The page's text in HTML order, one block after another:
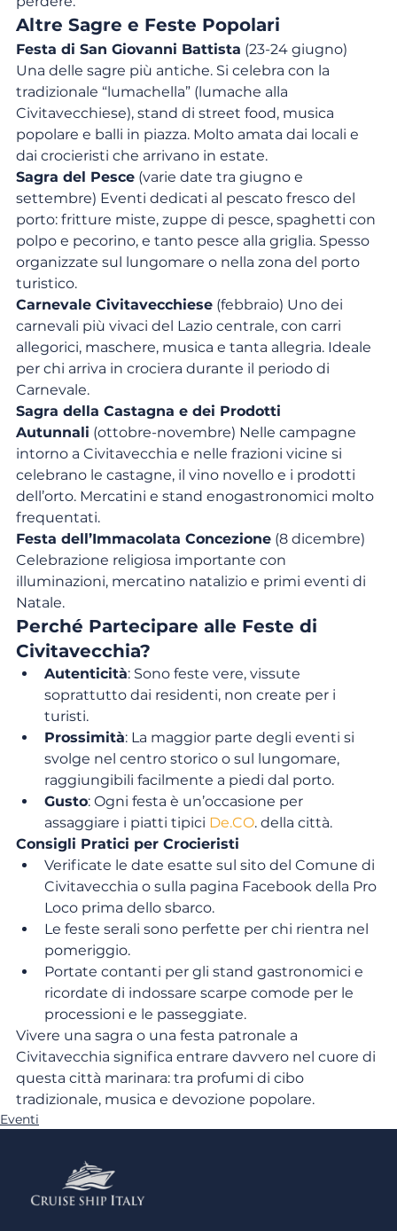
Altre Sagre e Feste Popolari
Festa di San Giovanni Battista (23-24 giugno)
Una delle sagre più antiche. Si celebra con la
tradizionale “lumachella” (lumache alla
Civitavecchiese), stand di street food, musica
popolare e balli in piazza. Molto amata dai locali e
dai crocieristi che arrivano in estate.
Sagra del Pesce (varie date tra giugno e
settembre) Eventi dedicati al pescato fresco del
porto: fritture miste, zuppe di pesce, spaghetti con
polpo e pecorino, e tanto pesce alla griglia. Spesso
organizzate sul lungomare o nella zona del porto
turistico.
Carnevale Civitavecchiese (febbraio) Uno dei
carnevali più vivaci del Lazio centrale, con carri
allegorici, maschere, musica e tanta allegria. Ideale
per chi arriva in crociera durante il periodo di
Carnevale.
Sagra della Castagna e dei Prodotti
Autunnali (ottobre-novembre) Nelle campagne
intorno a Civitavecchia e nelle frazioni vicine si
celebrano le castagne, il vino novello e i prodotti
dell’orto. Mercatini e stand enogastronomici molto
frequentati.
Festa dell’Immacolata Concezione (8 dicembre)
Celebrazione religiosa importante con
illuminazioni, mercatino natalizio e primi eventi di
Natale.
Perché Partecipare alle Feste di
Civitavecchia?
Autenticità: Sono feste vere, vissute
soprattutto dai residenti, non create per i
turisti.
Prossimità: La maggior parte degli eventi si
svolge nel centro storico o sul lungomare,
raggiungibili facilmente a piedi dal porto.
Gusto: Ogni festa è un’occasione per
assaggiare i piatti tipici De.CO. della città.
Consigli Pratici per Crocieristi
Verificate le date esatte sul sito del Comune di
Civitavecchia o sulla pagina Facebook della Pro
Loco prima dello sbarco.
Le feste serali sono perfette per chi rientra nel
pomeriggio.
Portate contanti per gli stand gastronomici e
ricordate di indossare scarpe comode per le
processioni e le passeggiate.
Vivere una sagra o una festa patronale a
Civitavecchia significa entrare davvero nel cuore di
questa città marinara: tra profumi di cibo
tradizionale, musica e devozione popolare.
Eventi